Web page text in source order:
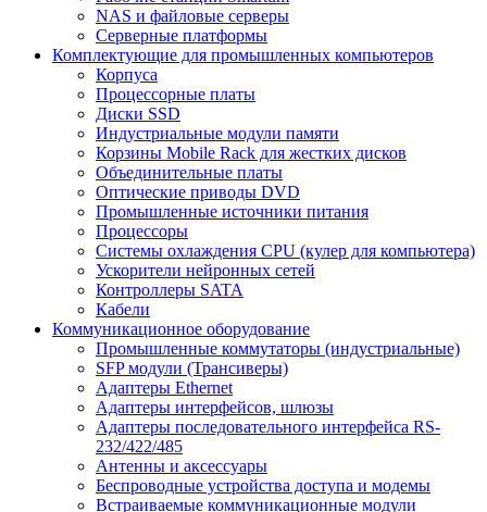
NAS и файловые серверы
Серверные платформы
Комплектующие для промышленных компьютеров
Корпуса
Процессорные платы
Диски SSD
Индустриальные модули памяти
Корзины Mobile Rack для жестких дисков
Объединительные платы
Оптические приводы DVD
Промышленные источники питания
Процессоры
Системы охлаждения CPU (кулер для компьютера)
Ускорители нейронных сетей
Контроллеры SATA
Кабели
Коммуникационное оборудование
Промышленные коммутаторы (индустриальные)
SFP модули (Трансиверы)
Адаптеры Ethernet
Адаптеры интерфейсов, шлюзы
Адаптеры последовательного интерфейса RS-
232/422/485
Антенны и аксессуары
Беспроводные устройства доступа и модемы
Встраиваемые коммуникационные модули